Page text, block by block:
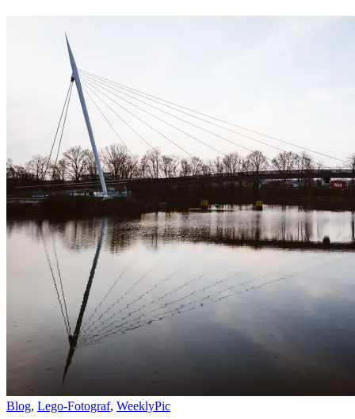
Cat
Blog, Lego-Fotograf, WeeklyPic